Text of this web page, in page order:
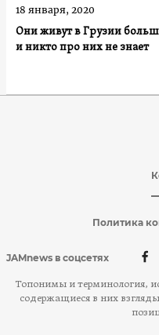
Они живут в Грузии
и никто про них не знает
18 января, 2020
Политика
JAMnews в соцсетях
Топонимы и терминология,
содержащиеся в них